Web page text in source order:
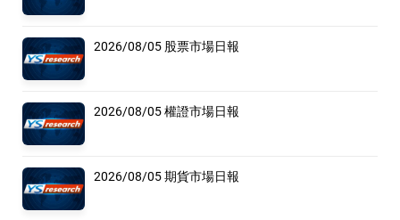
2026/08/05 股票市場日報
2026/08/05 權證市場日報
2026/08/05 期貨市場日報